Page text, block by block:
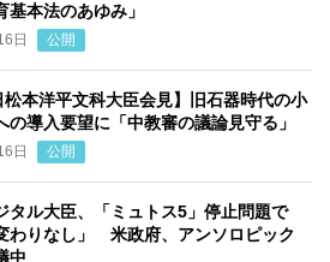
基本法のあゆみ」
日 公開
松本洋平文科大臣会見】旧石器時代の小
の導入要望に「中教審の議論見守る」
日 公開
タル大臣、「ミュトス5」停止問題で
わりなし」 米政府、アンソロピック
中